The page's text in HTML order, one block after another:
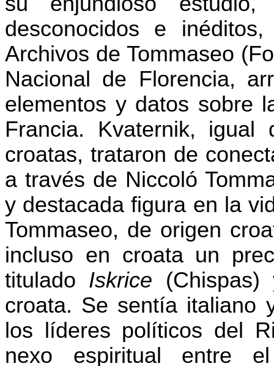
desconocidos e
Archivos de Tommaseo
Nacional de Florencia,
elementos y datos sobre
Francia. Kvaternik,
croatas, trataron de
a través de Niccoló
y destacada figura en la
Tommaseo, de origen
incluso en croata un
titulado Iskrice
croata. Se sentía italiano
los líderes políticos del
nexo espiritual entre